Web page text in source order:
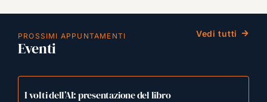
PROSSIMI APPUNTAMENTI
Eventi
Vedi tutti
I volti dell’AI: presentazione del libro